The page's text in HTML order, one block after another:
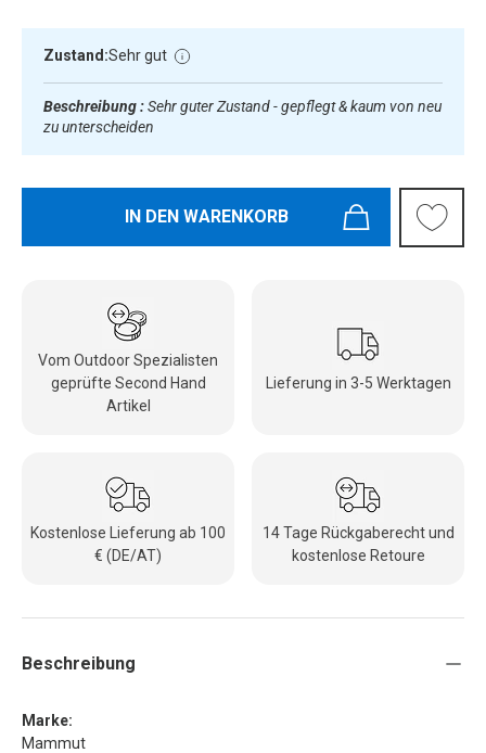
Zustand:Sehr gut
Beschreibung :Sehr guter Zustand - gepflegt & kaum von neu
zu unterscheiden
IN DEN WARENKORB
Vom Outdoor Spezialisten
geprüfte Second Hand
Artikel
Lieferung in 3-5 Werktagen
Kostenlose Lieferung ab 100
€ (DE/AT)
14 Tage Rückgaberecht und
kostenlose Retoure
Beschreibung
Marke:
Mammut